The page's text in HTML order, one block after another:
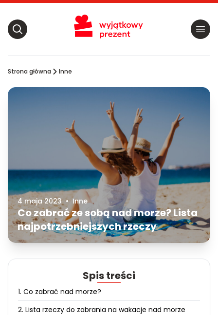
Strona główna Inne
4 maja 2023 • Inne
Co zabrać ze sobą nad morze? Lista
najpotrzebniejszych rzeczy
Spis treści
1. Co zabrać nad morze?
2. Lista rzeczy do zabrania na wakacje nad morze